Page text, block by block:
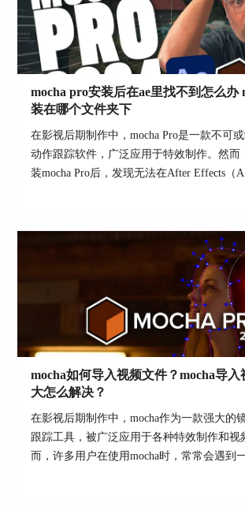
6.导出效果
当遮罩和效果创建好后，在Boris
点击"Apply"按钮，将效果应用到视
界面，您将看到效果已经应用到了
回到节点面板，您可以对应用的效
整和修饰，以满足您的需求。您可
透明度、模糊程度、颜色等参数，
素材更好地融合。
通过以上步骤，您可以在DaVinci
用Boris Mocha Pro插件，实现高级
效合成。不仅可以为视频素材添加
还可以实现对运动物体的遮挡和修
二、在DaVinci Resolve中使用Boris
mocha pro安装后在ae里找不到怎么办
装在哪个文件夹下
在影视后期制作中，mocha Pro是一款不可
动作跟踪软件，广泛应用于特效制作。然而
装mocha Pro后，发现无法在After Effects（
件，这给他们的工作带来了困扰。本文将详
下，并探讨mocha pro是否能够添加马赛克
mocha如何导入视频文件？mocha导
大怎么解决？
在影视后期制作中，mocha作为一款强大的
跟踪工具，被广泛应用于各种特效制作和视
而，许多用户在使用mocha时，常常会遇到
如何导入视频文件，以及导入视频后画面太